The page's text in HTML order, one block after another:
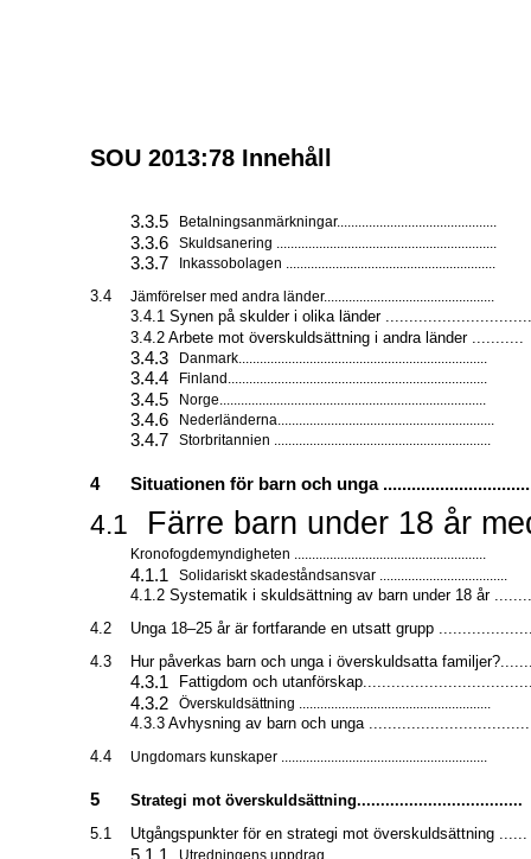
SOU 2013:78 Innehåll
3.3.5 Betalningsanmärkningar.............................................
3.3.6 Skuldsanering ..............................................................
3.3.7 Inkassobolagen ...........................................................
3.4 Jämförelser med andra länder................................................
3.4.1 Synen på skulder i olika länder
3.4.2 Arbete mot överskuldsättning i andra länder ...........
3.4.3 Danmark......................................................................
3.4.4 Finland.........................................................................
3.4.5 Norge...........................................................................
3.4.6 Nederländerna.............................................................
3.4.7 Storbritannien .............................................................
4 Situationen för barn och unga
4.1 Färre barn under 18 år
Kronofogdemyndigheten ......................................................
4.1.1 Solidariskt skadeståndsansvar ....................................
4.1.2 Systematik i skuldsättning av barn under 18 år ........
4.2
Unga 18–25 år är fortfarande en utsatt grupp
4.3
Hur påverkas barn och unga i överskuldsatta
4.3.1 Fattigdom och
4.3.2 Överskuldsättning ......................................................
4.3.3 Avhysning av barn och unga
4.4
Ungdomars kunskaper ..........................................................
5
Strategi mot överskuldsättning...................................
5.1
Utgångspunkter för en strategi mot överskuldsättning ......
5.1.1 Utredningens uppdrag................................................